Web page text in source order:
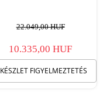
22.049,00 HUF
10.335,00 HUF
KÉSZLET FIGYELMEZTETÉS